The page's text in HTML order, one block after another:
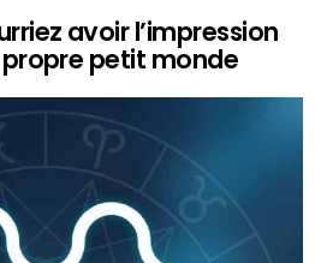
avoir l’impression
petit monde